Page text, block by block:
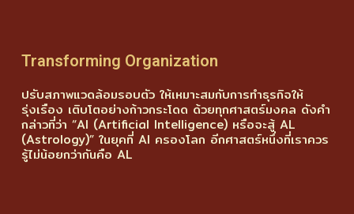
Transforming Organization
ปรับสภาพแวดล้อมรอบตัว ให้เหมาะสมกับการทำธุรกิจให้
รุ่งเรือง เติบโตอย่างก้าวกระโดด ด้วยทุกศาสตร์มงคล ดังคำ
กล่าวที่ว่า “AI (Artificial Intelligence) หรือจะสู้ AL
(Astrology)” ในยุคที่ AI ครองโลก อีกศาสตร์หนึ่งที่เราควร
รู้ไม่น้อยกว่ากันคือ AL